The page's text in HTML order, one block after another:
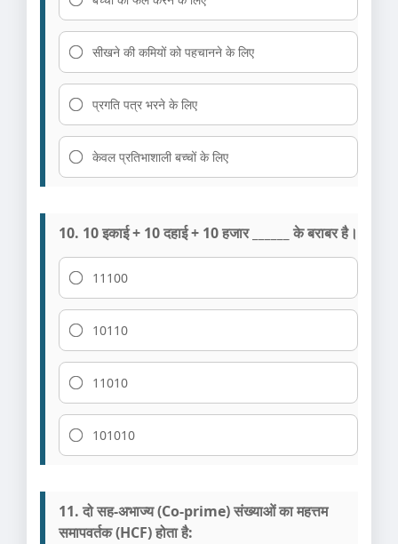
सीखने की कमियों को पहचानने के लिए
प्रगति पत्र भरने के लिए
केवल प्रतिभाशाली बच्चों के लिए
10. 10 इकाई + 10 दहाई + 10 हजार ______ के बराबर है।
11100
10110
11010
101010
11. दो सह-अभाज्य (Co-prime) संख्याओं का महत्तम
समापवर्तक (HCF) होता है: